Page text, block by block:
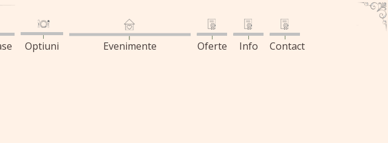
Optiuni Evenimente Oferte Info Contact